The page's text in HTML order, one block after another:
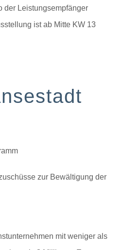
der Leistungsempfänger
ist ab Mitte KW 13
zur Bewältigung der
mit weniger als